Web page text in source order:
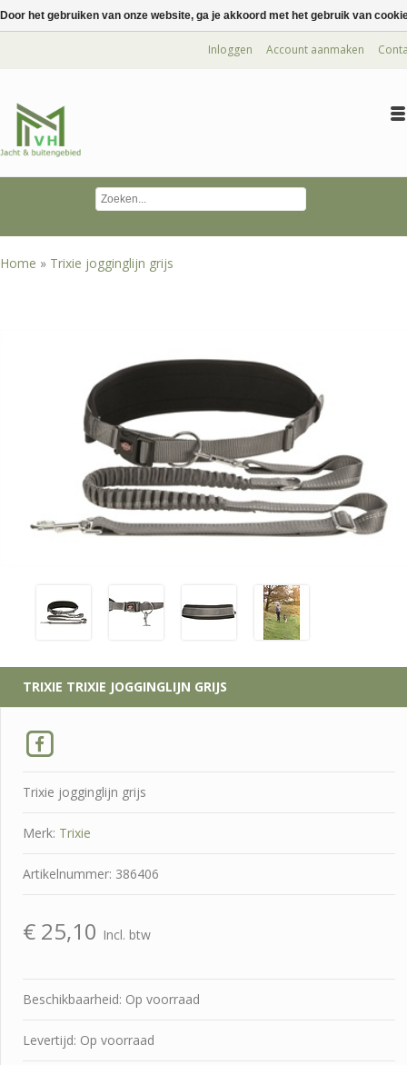
Inloggen Account aanmaken
Home » Trixie jogginglijn grijs
TRIXIE TRIXIE JOGGINGLIJN GRIJS
Trixie jogginglijn grijs
Merk: Trixie
Artikelnummer: 386406
€ 25,10 Incl. btw
Beschikbaarheid: Op voorraad
Levertijd: Op voorraad
Door het gebruiken van onze website, ga je akkoord met het gebruik van